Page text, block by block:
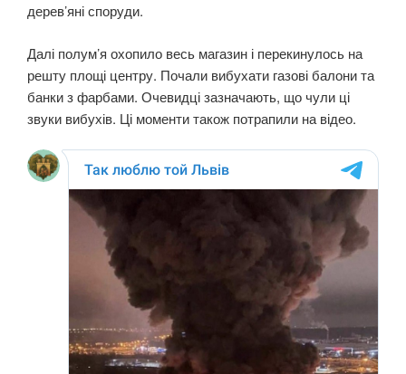
дерев’яні споруди.
Далі полум’я охопило весь магазин і перекинулось на
решту площі центру. Почали вибухати газові балони та
банки з фарбами. Очевидці зазначають, що чули ці
звуки вибухів. Ці моменти також потрапили на відео.